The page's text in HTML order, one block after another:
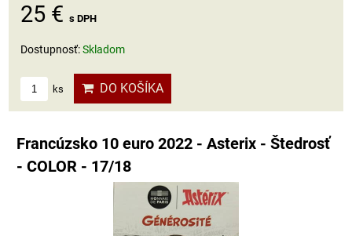
25 € s DPH
Dostupnosť:Skladom
ks DO KOŠÍKA
Francúzsko 10 euro 2022 - Asterix - Štedrosť
- COLOR - 17/18